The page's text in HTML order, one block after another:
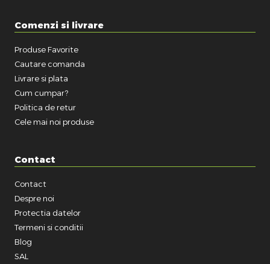
Comenzi si livrare
Produse Favorite
Cautare comanda
Livrare si plata
Cum cumpar?
Politica de retur
Cele mai noi produse
Contact
Contact
Despre noi
Protectia datelor
Termeni si conditii
Blog
SAL